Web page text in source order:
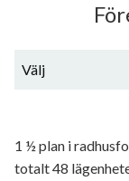
Välj
1 ½ plan i
totalt 48